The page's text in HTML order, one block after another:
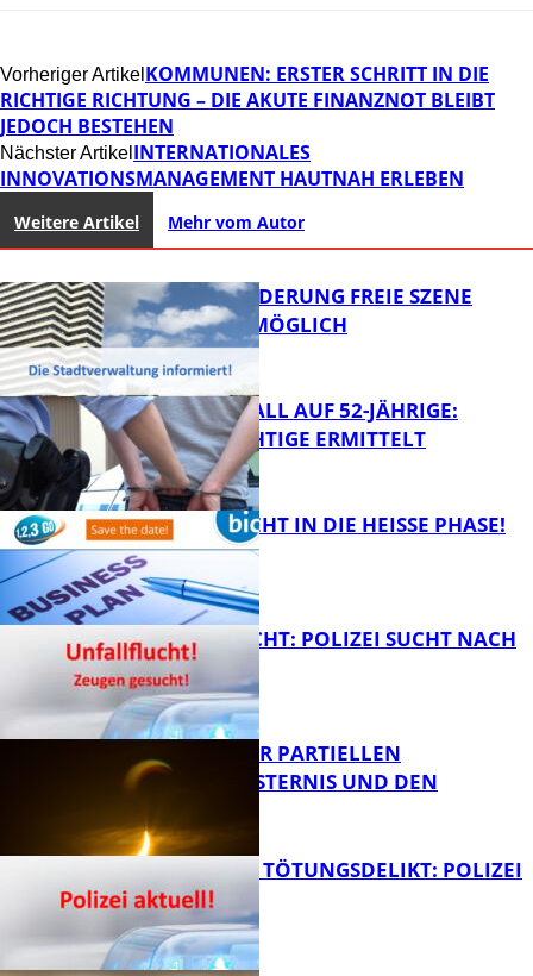
Vorheriger Artikel KOMMUNEN: ERSTER SCHRITT IN DIE
RICHTIGE RICHTUNG – DIE AKUTE FINANZNOT BLEIBT
JEDOCH BESTEHEN
Nächster Artikel INTERNATIONALES
INNOVATIONSMANAGEMENT HAUTNAH ERLEBEN
Weitere Artikel Mehr vom Autor
FB Kultur
PROJEKTFÖRDERUNG FREIE SZENE
WEITERHIN MÖGLICH
FB News
RAUBÜBERFALL AUF 52-JÄHRIGE:
TATVERDÄCHTIGE ERMITTELT
1,2,3 GO® GEHT IN DIE HEISSE PHASE!
UNFALLFLUCHT: POLIZEI SUCHT NACH
ZEUGEN
VORTRAG ZUR PARTIELLEN
SONNENFINSTERNIS UND DEN
PERSEIDEN
VERSUCHTES TÖTUNGSDELIKT: POLIZEI
ERMITTELT